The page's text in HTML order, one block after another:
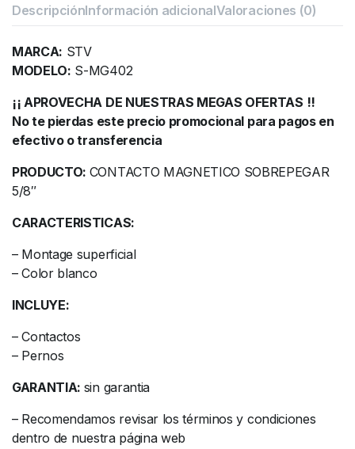
DescripciónInformación adicionalValoraciones (0)
MARCA: STV
MODELO: S-MG402
¡¡ APROVECHA DE NUESTRAS MEGAS OFERTAS !!
No te pierdas este precio promocional para pagos en
efectivo o transferencia
PRODUCTO: CONTACTO MAGNETICO SOBREPEGAR
5/8″
CARACTERISTICAS:
– Montage superficial
– Color blanco
INCLUYE:
– Contactos
– Pernos
GARANTIA: sin garantia
– Recomendamos revisar los términos y condiciones
dentro de nuestra página web